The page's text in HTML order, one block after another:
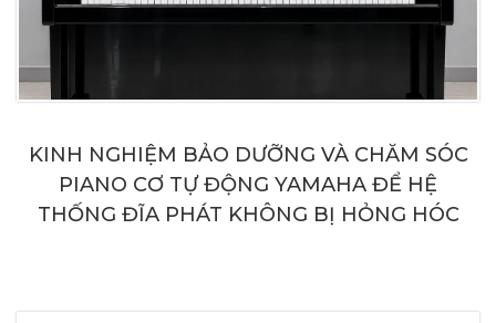
KINH NGHIỆM BẢO DƯỠNG VÀ CHĂM SÓC
PIANO CƠ TỰ ĐỘNG YAMAHA ĐỂ HỆ
THỐNG ĐĨA PHÁT KHÔNG BỊ HỎNG HÓC